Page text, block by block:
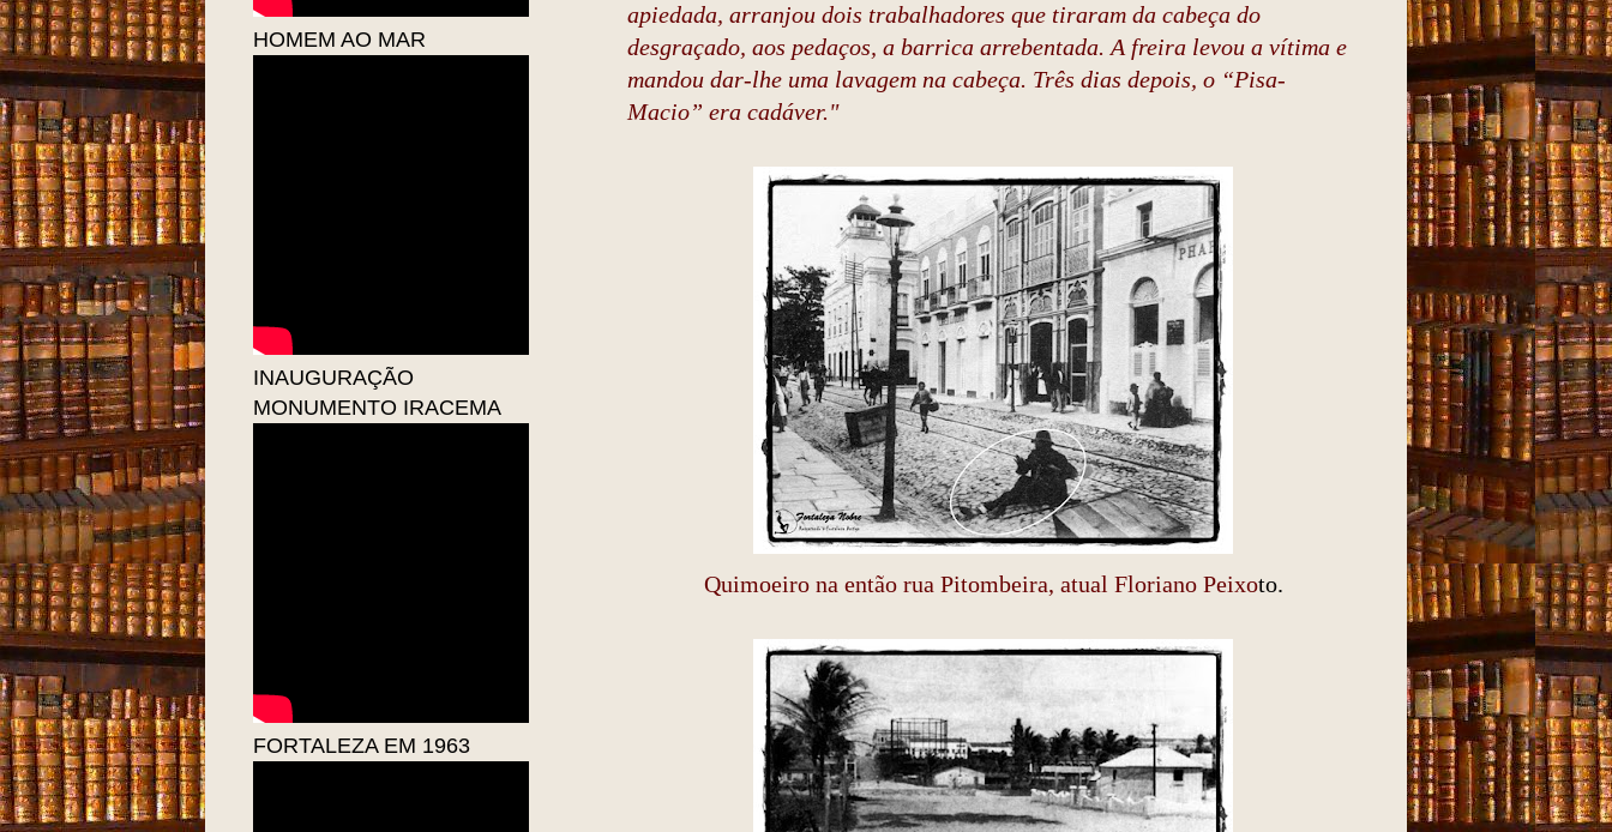
apiedada, arranjou dois trabalhadores que tiraram da cabeça do
desgraçado, aos pedaços, a barrica arrebentada. A freira levou a vítima e
mandou dar-lhe uma lavagem na cabeça. Três dias depois, o “Pisa-
Macio” era cadáver."
Quimoeiro na então rua Pitombeira, atual Floriano Peixoto.
HOMEM AO MAR
INAUGURAÇÃO
MONUMENTO IRACEMA
FORTALEZA EM 1963